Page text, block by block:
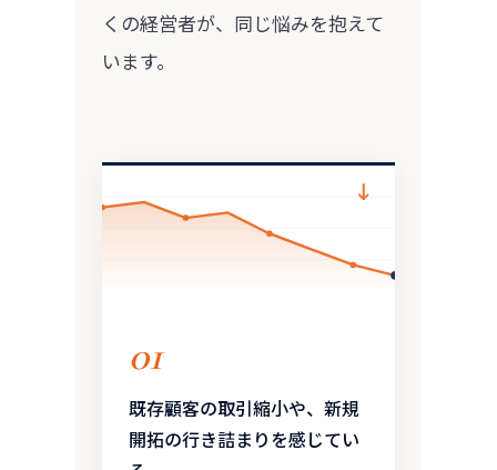
くの経営者が、同じ悩みを抱えて
います。
01
既存顧客の取引縮小や、新規
開拓の行き詰まりを感じてい